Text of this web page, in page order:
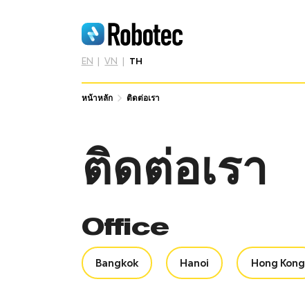
EN VN TH
หน้าหลัก ติดต่อเรา
ติดต่อเรา
Office
Bangkok Hanoi Hong Kong